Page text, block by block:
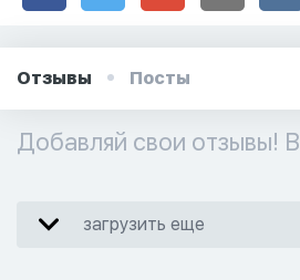
Отзывы Посты
Добавляй свои отзывы! В
загрузить еще